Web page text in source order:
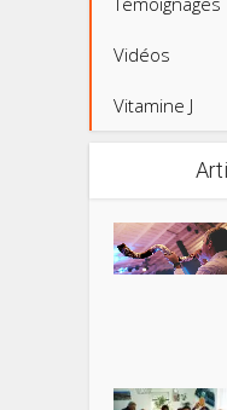
Vidéos
Vitamine J